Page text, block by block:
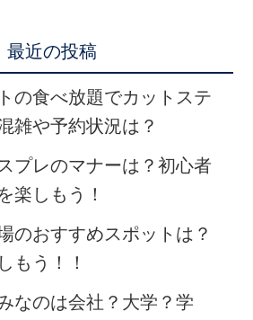
最近の投稿
の食べ放題でカットステ
雑や予約状況は？
プレのマナーは？初心者
楽しもう！
のおすすめスポットは？
もう！！
なのは会社？大学？学